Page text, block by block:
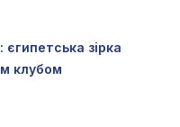
зірка
клубом